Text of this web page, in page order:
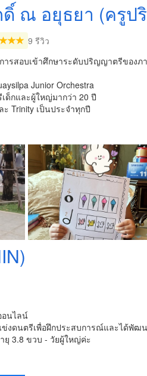
ณ อยุธยา (ครูป
9 รีวิว
ารสอบเข้าศึกษาระดับปริญญาตรีขอ
Junior Orchestra
ด็กและผู้ใหญ่มากว่า 20 ปี
ะ Trinity เป็นประจำทุกปี
อนไลน์
ข่งดนตรีเพื่อฝึกประสบการณ์และได้พัฒ
3.8 ขวบ - วัยผู้ใหญ่ค่ะ